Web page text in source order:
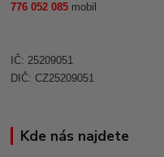
776 052 085 mobil
IČ: 25209051
DIČ: CZ25209051
Kde nás najdete